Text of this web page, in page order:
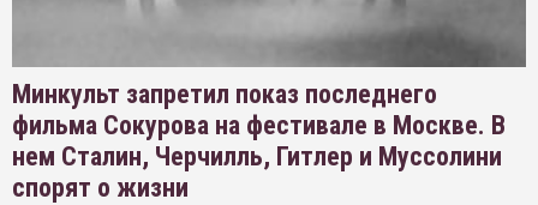
Минкульт запретил показ последнего
фильма Сокурова на фестивале в Москве. В
нем Сталин, Черчилль, Гитлер и Муссолини
спорят о жизни